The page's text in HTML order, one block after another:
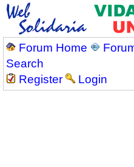
Forum Home
Search
Register
Login